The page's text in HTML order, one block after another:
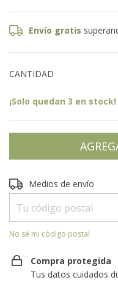
Envío gratis
CANTIDAD
¡Solo quedan 3 en stock!
Entregas para el CP:
Medios de envío
No sé mi código postal
Compra protegida
Tus datos cuidados